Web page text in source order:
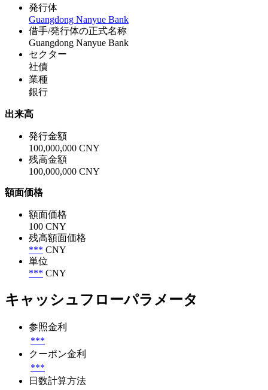
発行体
Guangdong Nanyue Bank
借手/発行体の正式名称
Guangdong Nanyue Bank
セクター
社債
業種
銀行
出来高
発行金額
100,000,000 CNY
残高金額
100,000,000 CNY
額面価格
額面価格
100 CNY
残高額面価格
*** CNY
単位
*** CNY
キャッシュフローパラメータ
参照金利
***
クーポン金利
***
日数計算方法